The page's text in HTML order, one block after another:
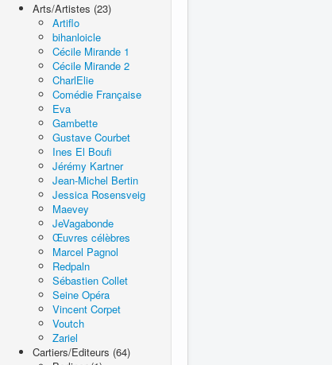
Arts/Artistes (23)
Artiflo
bihanloicle
Cécile Mirande 1
Cécile Mirande 2
CharlElie
Comédie Française
Eva
Gambette
Gustave Courbet
Ines El Boufi
Jérémy Kartner
Jean-Michel Bertin
Jessica Rosensveig
Maevey
JeVagabonde
Œuvres célèbres
Marcel Pagnol
Redpaln
Sébastien Collet
Seine Opéra
Vincent Corpet
Voutch
Zariel
Cartiers/Editeurs (64)